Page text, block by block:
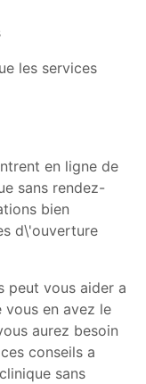
les services
en ligne de
sans rendez-
bien
d\'ouverture
peut vous aider a
en avez le
aurez besoin
conseils a
sans